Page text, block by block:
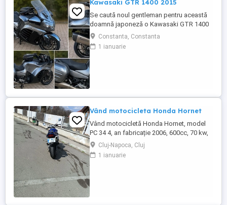
Kawasaki GTR 1400 2015
Se caută noul gentleman pentru această
doamnă japoneză o Kawasaki GTR 1400
care încă întoarce priviri și iubește
kilometrii. A fost răsfățată, întreținută la
timp și tratată cu respect. O dau doar
Constanta, Constanta
1 ianuarie
Vând motocicleta Honda Hornet
Vând motocicletă Honda Hornet, model
PC 34 4, an fabricație 2006, 600cc, 70 kw,
98 cp, inspecție tehnică valabilă până în
august 2027 . Preț 1900 euro
Cluj-Napoca, Cluj
1 ianuarie